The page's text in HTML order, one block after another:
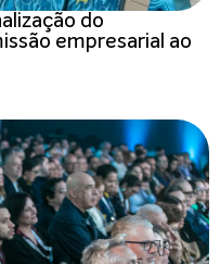
do
empresarial ao